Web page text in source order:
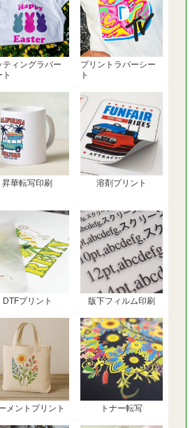
ティングラバー
ト
プリントラバーシー
ト
昇華転写印刷 溶剤プリント
DTFプリント 版下フィルム印刷
メントプリント トナー転写